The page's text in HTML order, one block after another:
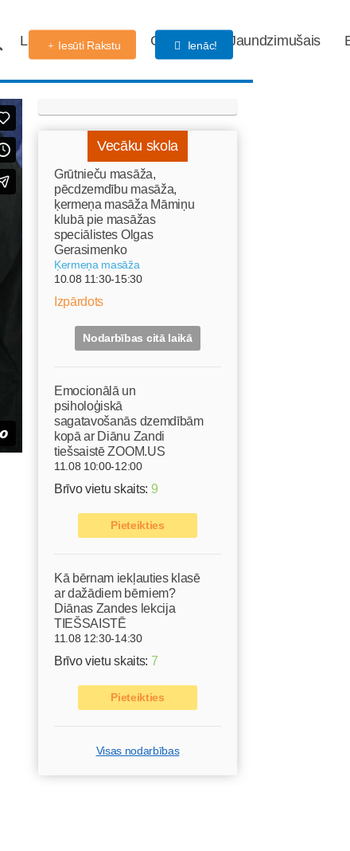
Labdarības fonds Gaidības Jaundzimušais
Iesūti Rakstu Ienāc!
Vecāku skola
Grūtnieču masāža,
pēcdzemdību masāža,
ķermeņa masāža Māmiņu
klubā pie masāžas
speciālistes Olgas
Gerasimenko
Ķermeņa masāža
10.08 11:30-15:30
Izpārdots
Nodarbības citā laikā
Emocionālā un
psiholoģiskā
sagatavošanās dzemdībām
kopā ar Diānu Zandi
tiešsaistē ZOOM.US
11.08 10:00-12:00
Brīvo vietu skaits: 9
Pieteikties
Kā bērnam iekļauties klasē
ar dažādiem bērniem?
Diānas Zandes lekcija
TIEŠSAISTĒ
11.08 12:30-14:30
Brīvo vietu skaits: 7
Pieteikties
Visas nodarbības